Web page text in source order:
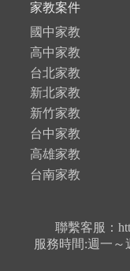
家教案件
國中家教
高中家教
台北家教
新北家教
新竹家教
台中家教
高雄家教
台南家教
聯繫客服：
服務時間:週一～